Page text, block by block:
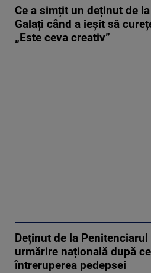
Ce a simțit un deținut de
Galați când a ieșit să
„Este ceva creativ”
Deținut de la
urmărire națională după
întreruperea pedepsei